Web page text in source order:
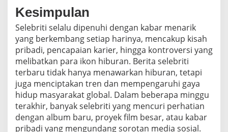
Kesimpulan
Selebriti selalu dipenuhi dengan kabar menarik
yang berkembang setiap harinya, mencakup kisah
pribadi, pencapaian karier, hingga kontroversi yang
melibatkan para ikon hiburan. Berita selebriti
terbaru tidak hanya menawarkan hiburan, tetapi
juga menciptakan tren dan mempengaruhi gaya
hidup masyarakat global. Dalam beberapa minggu
terakhir, banyak selebriti yang mencuri perhatian
dengan album baru, proyek film besar, atau kabar
pribadi yang mengundang sorotan media sosial.